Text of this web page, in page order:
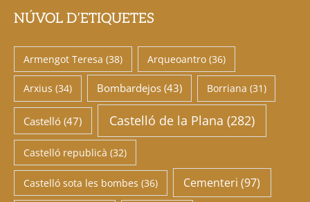
NÚVOL D’ETIQUETES
Armengot Teresa (38) Arqueoantro(36)
Arxius (34) Bombardejos(43) Borriana (31)
Castelló (47) Castelló de la Plana (282)
Castelló republicà (32)
Castelló sota les bombes (36) Cementeri (97)